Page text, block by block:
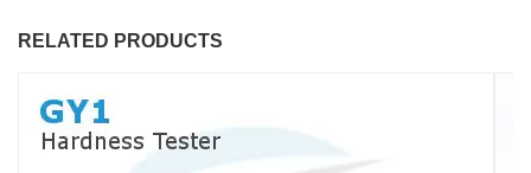
RELATED PRODUCTS